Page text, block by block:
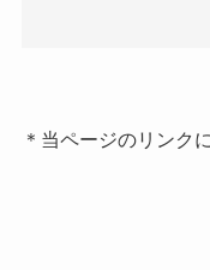
＊当ページのリンク